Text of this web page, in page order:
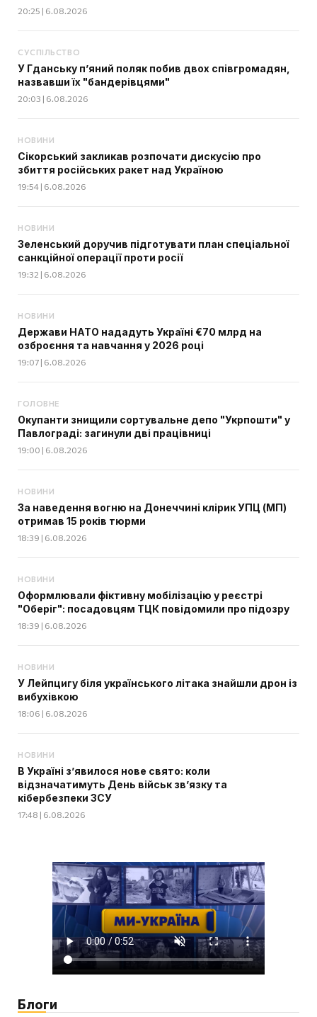
20:25 | 6.08.2026
СУСПІЛЬСТВО
У Гданську п’яний поляк побив двох співгромадян,
назвавши їх "бандерівцями"
20:03 | 6.08.2026
НОВИНИ
Сікорський закликав розпочати дискусію про
збиття російських ракет над Україною
19:54 | 6.08.2026
НОВИНИ
Зеленський доручив підготувати план спеціальної
санкційної операції проти росії
19:32 | 6.08.2026
НОВИНИ
Держави НАТО нададуть Україні €70 млрд на
озброєння та навчання у 2026 році
19:07 | 6.08.2026
ГОЛОВНЕ
Окупанти знищили сортувальне депо "Укрпошти" у
Павлограді: загинули дві працівниці
19:00 | 6.08.2026
НОВИНИ
За наведення вогню на Донеччині клірик УПЦ (МП)
отримав 15 років тюрми
18:39 | 6.08.2026
НОВИНИ
Оформлювали фіктивну мобілізацію у реєстрі
"Оберіг": посадовцям ТЦК повідомили про підозру
18:39 | 6.08.2026
НОВИНИ
У Лейпцигу біля українського літака знайшли дрон із
вибухівкою
18:06 | 6.08.2026
НОВИНИ
В Україні з’явилося нове свято: коли
відзначатимуть День військ зв’язку та
кібербезпеки ЗСУ
17:48 | 6.08.2026
Блоги